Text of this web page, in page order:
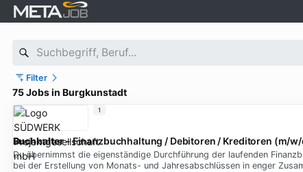
Filter
75 Jobs in Burgkunstadt
Buchhalter- Finanzbuchhaltung / Debitoren / Kreditoren (m/
Du übernimmst die eigenständige Durchführung der laufenden
bei der Erstellung von Monats- und Jahresabschlüssen in enger
1